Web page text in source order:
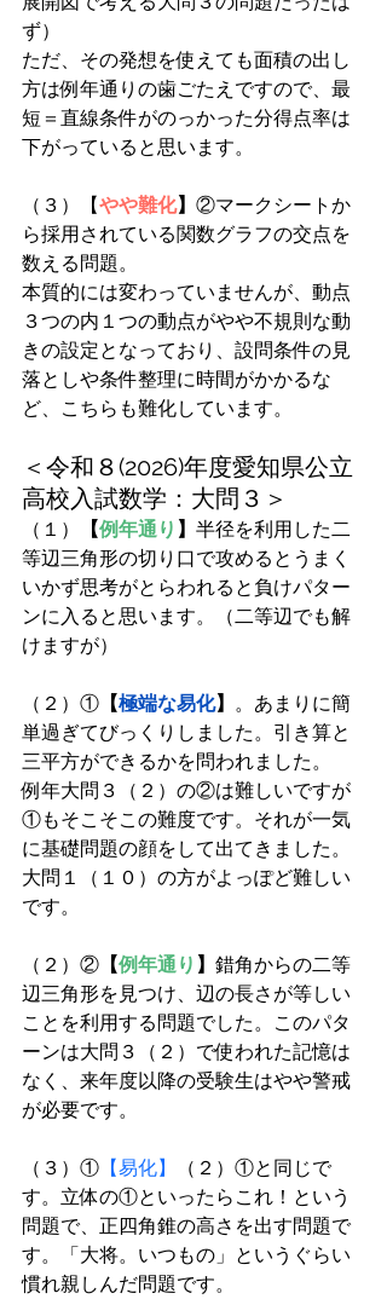
ず）
ただ、その発想を使えても面積の出し
方は例年通りの歯ごたえですので、最
短＝直線条件がのっかった分得点率は
下がっていると思います。
（３）【やや難化】 ②マークシートか
ら採用されている関数グラフの交点を
数える問題。
本質的には変わっていませんが、動点
３つの内１つの動点がやや不規則な動
きの設定となっており、設問条件の見
落としや条件整理に時間がかかるな
ど、こちらも難化しています。
＜令和８(2026)年度愛知県公立
高校入試数学：大問３＞
（１） 【例年通り 】 半径を利用した二
等辺三角形の切り口で攻めるとうまく
いかず思考がとらわれると負けパター
ンに入ると思います。（二等辺でも解
けますが）
（２）① 【極端な易化】
。あまりに簡
単過ぎてびっくりしました。引き算と
三平方ができるかを問われました。
例年大問３（２）の②は難しいですが
①もそこそこの難度です。それが一気
に基礎問題の顔をして出てきました。
大問１（１０）の方がよっぽど難しい
です。
（２）② 【例年通り 】 錯角からの二等
辺三角形を見つけ、辺の長さが等しい
ことを利用する問題でした。このパタ
ーンは大問３（２）で使われた記憶は
なく、来年度以降の受験生はやや警戒
が必要です。
（３）① 【易化】
（２）①と同じで
す。立体の①といったらこれ！という
問題で、正四角錐の高さを出す問題で
す。「大将。いつもの」というぐらい
慣れ親しんだ問題です。